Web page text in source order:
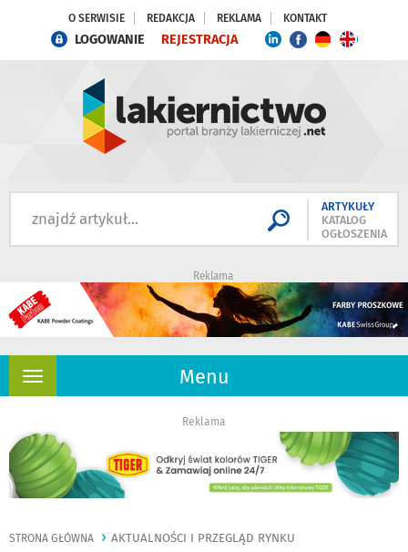
O SERWISIE REDAKCJA REKLAMA KONTAKT
LOGOWANIE REJESTRACJA
ARTYKUŁY
KATALOG
OGŁOSZENIA
Reklama
Menu
Rozwiń
Reklama
STRONA GŁÓWNA AKTUALNOŚCI I PRZEGLĄD RYNKU